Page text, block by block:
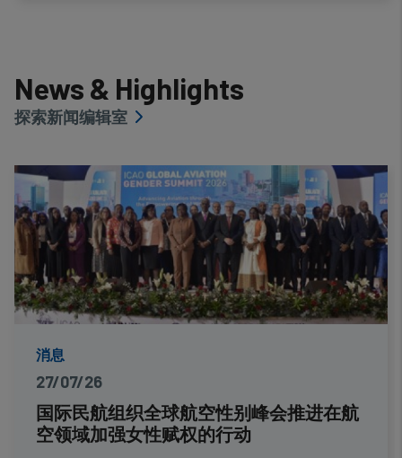
News & Highlights
探索新闻编辑室
消息
27/07/26
国际民航组织全球航空性别峰会推进在航
空领域加强女性赋权的行动